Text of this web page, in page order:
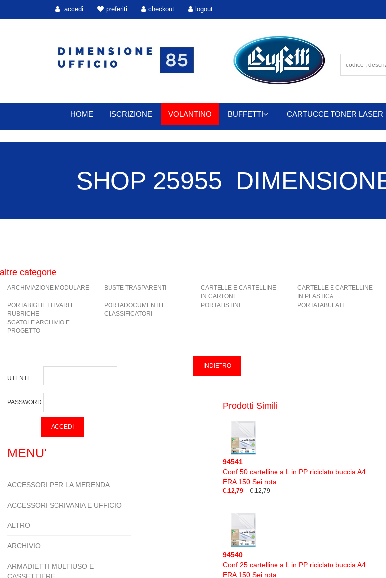
accedi preferiti checkout logout
HOME ISCRIZIONE VOLANTINO BUFFETTI CARTUCCE TONER LASER
SHOP 25955
altre categorie
ARCHIVIAZIONE MODULARE BUSTE TRASPARENTI
CARTELLE E CARTELLINE
IN CARTONE
CARTELLE E CARTELLINE
IN PLASTICA
PORTABIGLIETTI VARI E
RUBRICHE
PORTADOCUMENTI E
CLASSIFICATORI
PORTALISTINI PORTATABULATI
SCATOLE ARCHIVIO E
PROGETTO
UTENTE:
PASSWORD:
MENU'
ACCESSORI PER LA MERENDA
ACCESSORI SCRIVANIA E UFFICIO
ALTRO
ARCHIVIO
ARMADIETTI MULTIUSO E
CASSETTIERE
Prodotti Simili
94541
Conf 50 cartelline a L in PP riciclato buccia A4
ERA 150 Sei rota
€.12,79 €.12,79
94540
Conf 25 cartelline a L in PP riciclato buccia A4
ERA 150 Sei rota